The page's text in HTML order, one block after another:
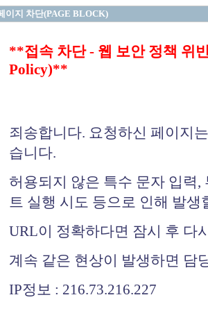
이지 차단(PAGE BLOCK)
**접속 차단 - 웹 보안 정책 위
Policy)**
죄송합니다. 요청하신 페이지
습니다.
허용되지 않은 특수 문자 입력
트 실행 시도 등으로 인해 발생
URL이 정확하다면 잠시 후 다
계속 같은 현상이 발생하면 담
IP정보 : 216.73.216.227